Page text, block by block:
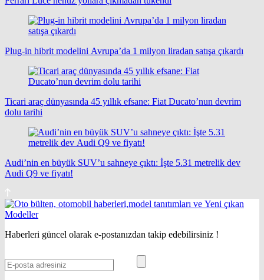
Plug-in hibrit modelini Avrupa’da 1 milyon liradan satışa çıkardı
Ticari araç dünyasında 45 yıllık efsane: Fiat Ducato’nun devrim
dolu tarihi
Audi’nin en büyük SUV’u sahneye çıktı: İşte 5.31 metrelik dev
Audi Q9 ve fiyatı!
Haberleri güncel olarak e-postanızdan takip edebilirsiniz !